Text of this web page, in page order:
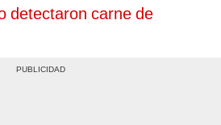
detectaron carne de